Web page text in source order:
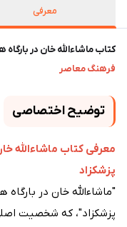
معرفی
کتاب ماشاءالله خان در بارگاه
فرهنگ معاصر
توضیح اختصاصی
معرفی کتاب ماشاءالله
پزشکزاد
"ماشاءالله خان در
پزشکزاد"، که شخصیت